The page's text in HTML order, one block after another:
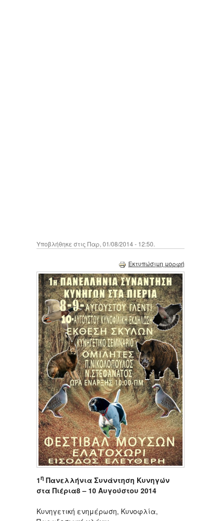
Υποβλήθηκε στις Παρ, 01/08/2014 - 12:50.
Εκτυπώσιμη μορφή
1η Πανελλήνια Συνάντηση Κυνηγών
στα Πιέρια8 – 10 Αυγούστου 2014
Κυνηγετική ενημέρωση, Κυνοφλία,